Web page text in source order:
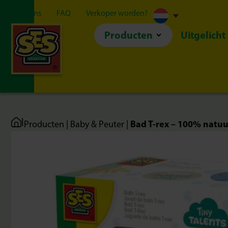
Over ons FAQ Verkoper worden?
Producten Uitgelicht
|Producten Baby & Peuter Bad T-rex – 100%